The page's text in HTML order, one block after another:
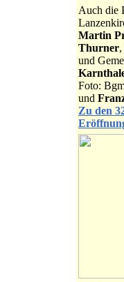
Auch die
Martin
Thurner
und
Foto:
und
Zu den